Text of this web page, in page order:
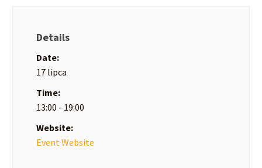
Details
Date:
17 lipca
Time:
13:00 - 19:00
Website:
Event Website